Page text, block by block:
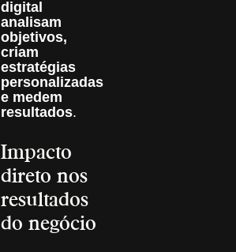
digital
analisam
objetivos,
criam
estratégias
personalizadas
e medem
resultados.
Impacto
direto nos
resultados
do negócio